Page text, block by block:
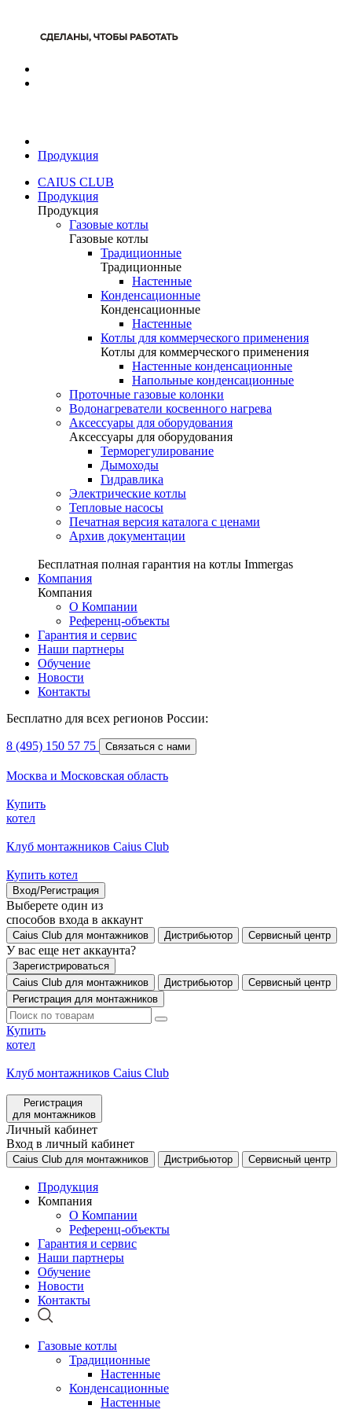
Продукция
CAIUS CLUB
Продукция
Продукция
Газовые котлы
Газовые котлы
Традиционные
Традиционные
Настенные
Конденсационные
Конденсационные
Настенные
Котлы для коммерческого применения
Котлы для коммерческого применения
Настенные конденсационные
Напольные конденсационные
Проточные газовые колонки
Водонагреватели косвенного нагрева
Аксессуары для оборудования
Аксессуары для оборудования
Терморегулирование
Дымоходы
Гидравлика
Электрические котлы
Тепловые насосы
Печатная версия каталога с ценами
Архив документации
Бесплатная полная гарантия на котлы Immergas
Компания
Компания
О Компании
Референц-объекты
Гарантия и сервис
Наши партнеры
Обучение
Новости
Контакты
Бесплатно для всех регионов России:
8 (495) 150 57 75 Связаться с нами
Москва и Московская область
Купить
котел
Клуб монтажников Caius Club
Купить котел
Вход/Регистрация
Выберете один из
способов входа в аккаунт
Caius Club для монтажников Дистрибьютор Сервисный центр
У вас еще нет аккаунта?
Зарегистрироваться
Caius Club для монтажников
Дистрибьютор
Сервисный центр
Регистрация для монтажников
Купить
котел
Клуб монтажников Caius Club
Регистрация
для монтажников
Личный кабинет
Вход в личный кабинет
Caius Club для монтажников Дистрибьютор Сервисный центр
Продукция
Компания
О Компании
Референц-объекты
Гарантия и сервис
Наши партнеры
Обучение
Новости
Контакты
Газовые котлы
Традиционные
Настенные
Конденсационные
Настенные